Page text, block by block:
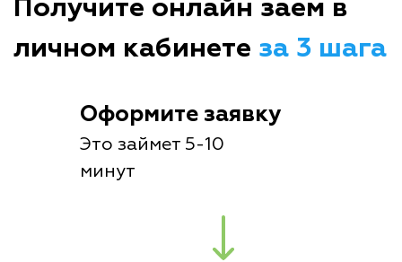
Получите онлайн заем в
личном кабинете за 3 шага
Оформите заявку
Это займет 5-10
минут